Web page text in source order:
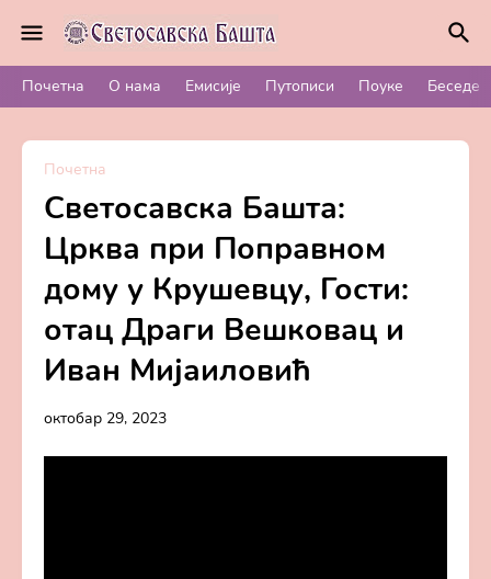
Почетна О нама Емисије Путописи Поуке Беседе
Почетна
Светосавска Башта:
Црква при Поправном
дому у Крушевцу, Гости:
отац Драги Вешковац и
Иван Мијаиловић
октобар 29, 2023